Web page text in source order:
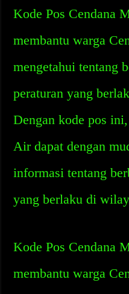
Kode Pos Cendana
membantu warga
mengetahui tentang
peraturan yang
Dengan kode pos
Air dapat dengan
informasi tentang
yang berlaku di
Kode Pos Cendana
membantu warga